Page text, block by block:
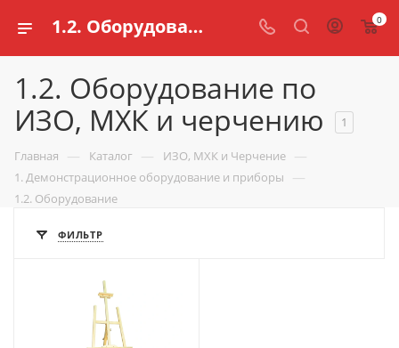
1.2. Оборудование по ИЗО, МХК и черчению для учебных заведений | Компания «Калеф» 0
1.2. Оборудование по
ИЗО, МХК и черчению
1
Главная — Каталог — ИЗО, МХК и Черчение —
1. Демонстрационное оборудование и приборы —
1.2. Оборудование
ФИЛЬТР